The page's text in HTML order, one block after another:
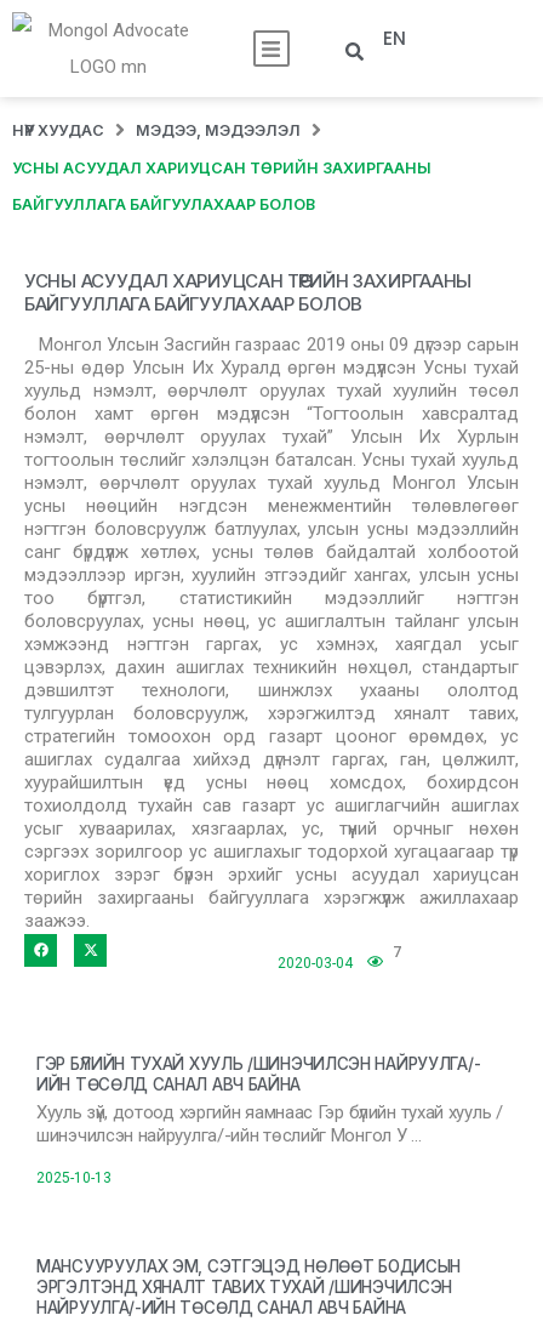
EN
НҮҮР ХУУДАС МЭДЭЭ, МЭДЭЭЛЭЛ
УСНЫ АСУУДАЛ ХАРИУЦСАН ТӨРИЙН ЗАХИРГААНЫ
БАЙГУУЛЛАГА БАЙГУУЛАХААР БОЛОВ
УСНЫ АСУУДАЛ ХАРИУЦСАН ТӨРИЙН ЗАХИРГААНЫ
БАЙГУУЛЛАГА БАЙГУУЛАХААР БОЛОВ
Монгол Улсын Засгийн газраас 2019 оны 09 дүгээр сарын
25-ны өдөр Улсын Их Хуралд өргөн мэдүүлсэн Усны тухай
хуульд нэмэлт, өөрчлөлт оруулах тухай хуулийн төсөл
болон хамт өргөн мэдүүлсэн “Тогтоолын хавсралтад
нэмэлт, өөрчлөлт оруулах тухай” Улсын Их Хурлын
тогтоолын төслийг хэлэлцэн баталсан. Усны тухай хуульд
нэмэлт, өөрчлөлт оруулах тухай хуульд Монгол Улсын
усны нөөцийн нэгдсэн менежментийн төлөвлөгөөг
нэгтгэн боловсруулж батлуулах, улсын усны мэдээллийн
санг бүрдүүлж хөтлөх, усны төлөв байдалтай холбоотой
мэдээллээр иргэн, хуулийн этгээдийг хангах, улсын усны
тоо бүртгэл, статистикийн мэдээллийг нэгтгэн
боловсруулах, усны нөөц, ус ашиглалтын тайланг улсын
хэмжээнд нэгтгэн гаргах, ус хэмнэх, хаягдал усыг
цэвэрлэх, дахин ашиглах техникийн нөхцөл, стандартыг
дэвшилтэт технологи, шинжлэх ухааны ололтод
тулгуурлан боловсруулж, хэрэгжилтэд хяналт тавих,
стратегийн томоохон орд газарт цооног өрөмдөх, ус
ашиглах судалгаа хийхэд дүгнэлт гаргах, ган, цөлжилт,
хуурайшилтын үед усны нөөц хомсдох, бохирдсон
тохиолдолд тухайн сав газарт ус ашиглагчийн ашиглах
усыг хуваарилах, хязгаарлах, ус, түүний орчныг нөхөн
сэргээх зорилгоор ус ашиглахыг тодорхой хугацаагаар түр
хориглох зэрэг бүрэн эрхийг усны асуудал хариуцсан
төрийн захиргааны байгууллага хэрэгжүүлж ажиллахаар
заажээ.
2020-03-04
7
ГЭР БҮЛИЙН ТУХАЙ ХУУЛЬ /ШИНЭЧИЛСЭН НАЙРУУЛГА/-
ИЙН ТӨСӨЛД САНАЛ АВЧ БАЙНА
Хууль зүй, дотоод хэргийн яамнаас Гэр бүлийн тухай хууль /
шинэчилсэн найруулга/-ийн төслийг Монгол У …
2025-10-13
МАНСУУРУУЛАХ ЭМ, СЭТГЭЦЭД НӨЛӨӨТ БОДИСЫН
ЭРГЭЛТЭНД ХЯНАЛТ ТАВИХ ТУХАЙ /ШИНЭЧИЛСЭН
НАЙРУУЛГА/-ИЙН ТӨСӨЛД САНАЛ АВЧ БАЙНА